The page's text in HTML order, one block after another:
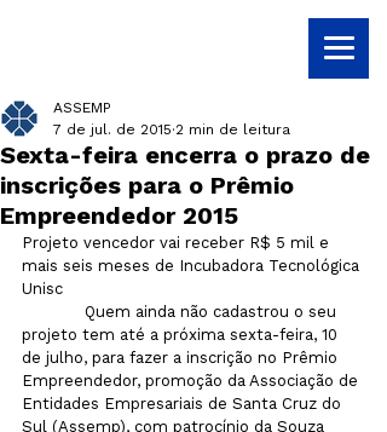
Sexta-feira encerra o prazo de
inscrições para o Prêmio
Empreendedor 2015
ASSEMP
7 de jul. de 2015 2 min de leitura
Projeto vencedor vai receber R$ 5 mil e
mais seis meses de Incubadora Tecnológica
Unisc
Quem ainda não cadastrou o seu
projeto tem até a próxima sexta-feira, 10
de julho, para fazer a inscrição no Prêmio
Empreendedor, promoção da Associação de
Entidades Empresariais de Santa Cruz do
Sul (Assemp), com patrocínio da Souza